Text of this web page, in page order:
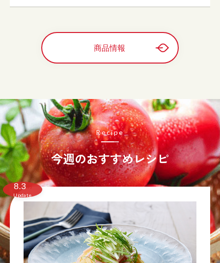
商品情報
今週のおすすめレシピ
Recipe
8.3
Update